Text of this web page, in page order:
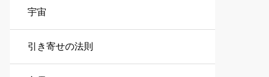
宇宙
引き寄せの法則